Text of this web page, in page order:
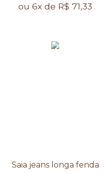
ou 6x de R$ 71,33
Saia jeans longa fenda